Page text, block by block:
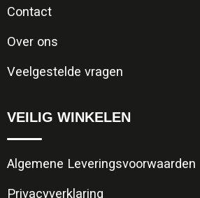
Contact
Over ons
Veelgestelde vragen
VEILIG WINKELEN
Algemene Leveringsvoorwaarden
Privacyverklaring